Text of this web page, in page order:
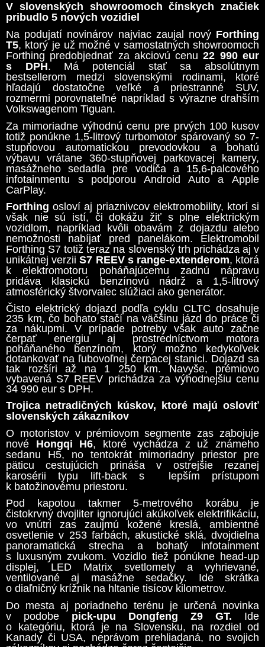
V slovenských showroomoch čínskych značiek
pribudlo 5 nových vozidiel
Na podujatí novinárov najviac zaujal nový Forthing
T5, ktorý je už možné v samostatných showroomoch
Forthing predobjednať za akciovú cenu22 990 eur
s DPH. Má potenciál stať sa absolútnym
bestsellerom medzi slovenskými rodinami, ktoré
hľadajú dostatočne veľké a priestranné SUV,
rozmermi porovnateľné napríklad s výrazne drahším
Volkswagenom Tiguan.
Za mimoriadne výhodnú cenu pre prvých 100 kusov
totiž ponúkne 1,5-litrový turbomotor spárovaný so 7-
stupňovou automatickou prevodovkou a bohatú
výbavu vrátane 360-stupňovej parkovacej kamery,
masážneho sedadla pre vodiča a 15,6-palcového
infotainmentu s podporou Android Auto a Apple
CarPlay.
Forthing osloví aj priaznivcov elektromobility, ktorí si
však nie sú istí, či dokážu žiť s plne elektrickým
vozidlom, napríklad kvôli obavám z dojazdu alebo
nemožnosti nabíjať pred panelákom. Elektromobil
Forthing S7 totiž teraz na slovenský trh prichádza aj v
unikátnej verziiS7 REEV s range-extenderom, ktorá
k elektromotoru poháňajúcemu zadnú nápravu
pridáva klasickú benzínovú nádrž a 1,5-litrový
atmosférický štvorvalec slúžiaci ako generátor.
Čisto elektrický dojazd podľa cyklu CLTC dosahuje
235 km, čo bohato stačí na väčšinu jázd do práce či
za nákupmi. V prípade potreby však auto začne
čerpať energiu aj prostredníctvom motora
poháňaného benzínom, ktorý možno kedykoľvek
dotankovať na ľubovoľnej čerpacej stanici. Dojazd sa
tak rozšíri až na 1 250 km. Navyše, prémiovo
vybavená S7 REEV prichádza za výhodnejšiu cenu
34 990 eur s DPH.
Trojica netradičných kúskov, ktoré majú osloviť
slovenských zákazníkov
O motoristov v prémiovom segmente zas zabojuje
nové Hongqi H6, ktoré vychádza z už známeho
sedanu H5, no tentokrát mimoriadny priestor pre
päticu cestujúcich prináša v ostrejšie rezanej
karosérii typu lift-back s lepším prístupom
k batožinovému priestoru.
Pod kapotou takmer 5-metrového korábu je
čistokrvný dvojliter ignorujúci akúkoľvek elektrifikáciu,
vo vnútri zas zaujmú kožené kreslá, ambientné
osvetlenie v 253 farbách, akustické sklá, dvojdielna
panoramatická strecha a bohatý infotainment
s luxusným zvukom. Vozidlo tiež ponúkne head-up
displej, LED Matrix svetlomety a vyhrievané,
ventilované aj masážne sedačky. Ide skrátka
o diaľničný krížnik na hltanie tisícov kilometrov.
Do mesta aj poriadneho terénu je určená novinka
v podobe pick-upu Dongfeng Z9 GT. Ide
o kategóriu, ktorá je na Slovensku, na rozdiel od
Kanady či USA, neprávom prehliadaná, no svojich